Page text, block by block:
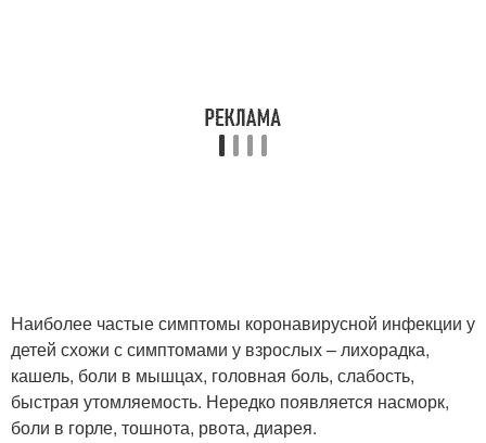
Наиболее частые симптомы коронавирусной инфекции у
детей схожи с симптомами у взрослых – лихорадка,
кашель, боли в мышцах, головная боль, слабость,
быстрая утомляемость. Нередко появляется насморк,
боли в горле, тошнота, рвота, диарея.